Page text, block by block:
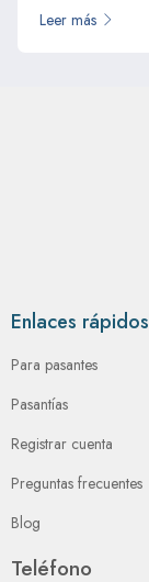
Leer más
Enlaces rápidos
Para pasantes
Pasantías
Registrar cuenta
Preguntas frecuentes
Blog
Teléfono